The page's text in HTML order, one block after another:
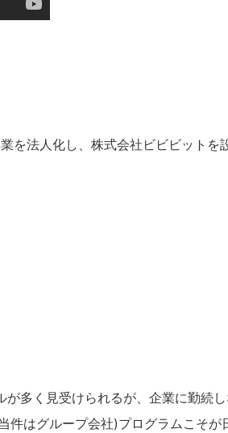
を法人化し、株式会社ビビビットを
多く見受けられるが、企業に勤続
件はグループ会社)プログラムこそが